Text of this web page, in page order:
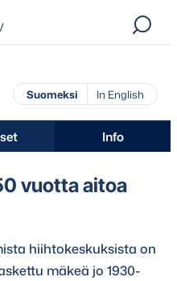
Suomeksi In English
Info
vuotta aitoa
hiihtokeskuksista on
mäkeä jo 1930-